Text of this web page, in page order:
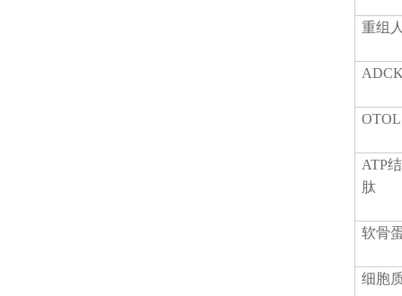
重组
ATP
肽
软骨
细胞